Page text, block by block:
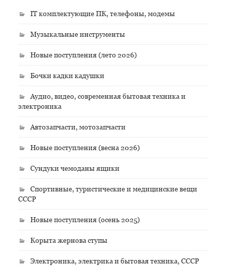
IT комплектующие ПК, телефоны, модемы
Музыкальные инструменты
Новые поступления (лето 2026)
Бочки кадки кадушки
Аудио, видео, современная бытовая техника и
электроника
Автозапчасти, мотозапчасти
Новые поступления (весна 2026)
Сундуки чемоданы ящики
Спортивные, туристические и медицинские вещи
СССР
Новые поступления (осень 2025)
Корыта жернова ступы
Электроника, электрика и бытовая техника, СССР